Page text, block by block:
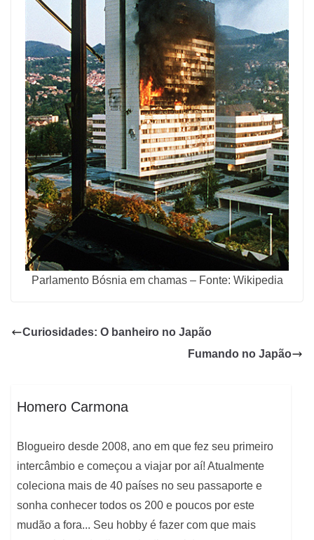
Parlamento Bósnia em chamas – Fonte: Wikipedia
Curiosidades: O banheiro no Japão
Fumando no Japão
Homero Carmona
Blogueiro desde 2008, ano em que fez seu primeiro
intercâmbio e começou a viajar por aí! Atualmente
coleciona mais de 40 países no seu passaporte e
sonha conhecer todos os 200 e poucos por este
mudão a fora... Seu hobby é fazer com que mais